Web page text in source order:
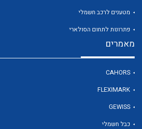
מטענים לרכב חשמלי
פתרונות לתחום הסולארי
מאמרים
CAHORS
FLEXIMARK
GEWISS
כבל חשמלי